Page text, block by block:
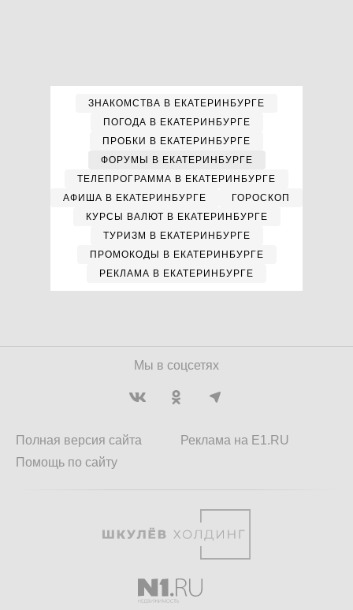
ЗНАКОМСТВА В ЕКАТЕРИНБУРГЕ
ПОГОДА В ЕКАТЕРИНБУРГЕ
ПРОБКИ В ЕКАТЕРИНБУРГЕ
ФОРУМЫ В ЕКАТЕРИНБУРГЕ
ТЕЛЕПРОГРАММА В ЕКАТЕРИНБУРГЕ
АФИША В ЕКАТЕРИНБУРГЕ
ГОРОСКОП
КУРСЫ ВАЛЮТ В ЕКАТЕРИНБУРГЕ
ТУРИЗМ В ЕКАТЕРИНБУРГЕ
ПРОМОКОДЫ В ЕКАТЕРИНБУРГЕ
РЕКЛАМА В ЕКАТЕРИНБУРГЕ
Мы в соцсетях
Полная версия сайта
Помощь по сайту
Реклама на E1.RU